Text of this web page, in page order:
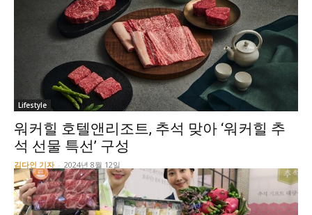
Lifestyle
워커힐 호텔앤리조트, 추석 맞아 ‘워커힐 추
석 선물 특선’ 구성
김다인 기자 - 2024년 8월 12일